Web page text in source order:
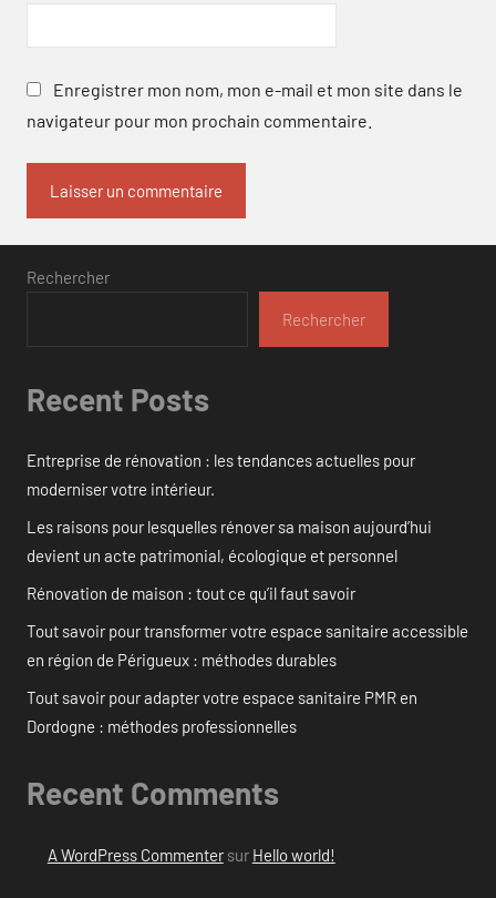
Enregistrer mon nom, mon e-mail et mon site dans le
navigateur pour mon prochain commentaire.
Rechercher
Rechercher
Recent Posts
Entreprise de rénovation : les tendances actuelles pour
moderniser votre intérieur.
Les raisons pour lesquelles rénover sa maison aujourd’hui
devient un acte patrimonial, écologique et personnel
Rénovation de maison : tout ce qu’il faut savoir
Tout savoir pour transformer votre espace sanitaire accessible
en région de Périgueux : méthodes durables
Tout savoir pour adapter votre espace sanitaire PMR en
Dordogne : méthodes professionnelles
Recent Comments
A WordPress Commentersur Hello world!